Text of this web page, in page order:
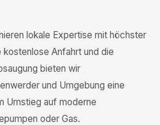
lokale Expertise mit höchster
kostenlose Anfahrt und die
bieten wir
und Umgebung eine
Umstieg auf moderne
oder Gas.